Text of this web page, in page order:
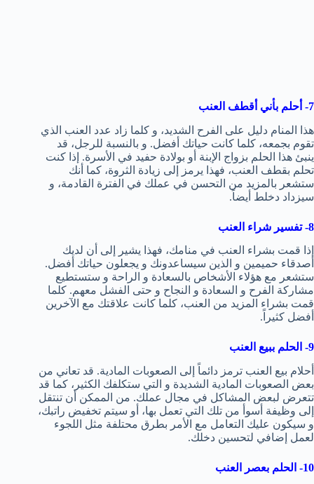
7- أحلم بأني أقطف العنب
هذا المنام دليل على الفرح الشديد، و كلما زاد عدد العنب الذي
تقوم بجمعه، كلما كانت حياتك أفضل. و بالنسبة للرجل، قد
ينبئ هذا الحلم بزواج الإبنة أو بولادة حفيد في الأسرة. إذا كنت
تحلم بقطف العنب، فهذا يرمز إلى زيادة الثروة، كما أنك
ستشعر بالمزيد من التحسن في عملك في الفترة القادمة، و
سيزداد دخلط أيضاً.
8- تفسير شراء العنب
إذا قمت بشراء العنب في منامك، فهذا يشير إلى أن لديك
أصدقاء حميمين و الذين سيساعدونك و يجعلون حياتك أفضل.
ستشعر مع هؤلاء الأشخاص بالسعادة و الراحة و ستستطيع
مشاركة الفرح و السعادة و النجاح و حتى الفشل معهم. كلما
قمت بشراء المزيد من العنب، كلما كانت علاقتك مع الآخرين
أفضل كثيراً.
9- الحلم ببيع العنب
أحلام بيع العنب ترمز دائماً إلى الصعوبات المادية. قد تعاني من
بعض الصعوبات المادية الشديدة و التي ستكلفك الكثير، كما قد
تتعرض لبعض المشاكل في مجال عملك. من الممكن أن تنتقل
إلى وظيفة أسوأ من تلك التي تعمل بها، أو سيتم تخفيض راتبك،
و سيكون عليك التعامل مع الأمر بطرق محتلفة مثل اللجوء
لعمل إضافي لتحسين دخلك.
10- الحلم بعصر العنب